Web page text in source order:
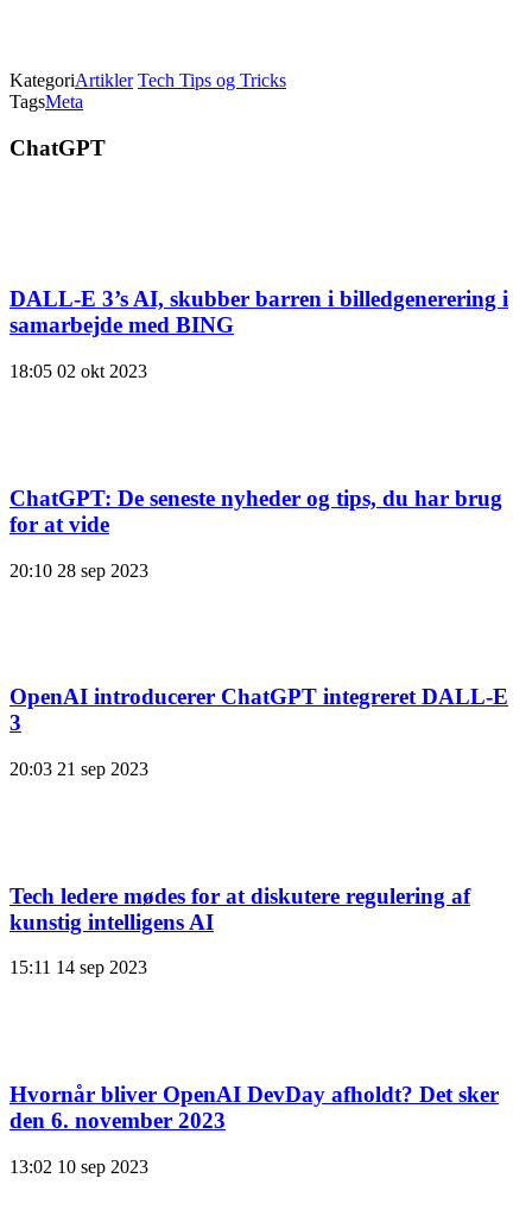
KategoriArtikler Tech Tips og Tricks
TagsMeta
ChatGPT
DALL-E 3’s AI, skubber barren i billedgenerering i
samarbejde med BING
18:05 02 okt 2023
ChatGPT: De seneste nyheder og tips, du har brug
for at vide
20:10 28 sep 2023
OpenAI introducerer ChatGPT integreret DALL-E
3
20:03 21 sep 2023
Tech ledere mødes for at diskutere regulering af
kunstig intelligens AI
15:11 14 sep 2023
Hvornår bliver OpenAI DevDay afholdt? Det sker
den 6. november 2023
13:02 10 sep 2023